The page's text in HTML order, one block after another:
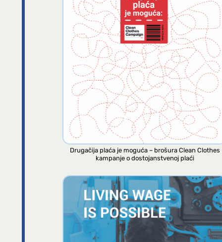
Drugačija plaća je moguća – brošura Clean Clothes
kampanje o dostojanstvenoj plaći